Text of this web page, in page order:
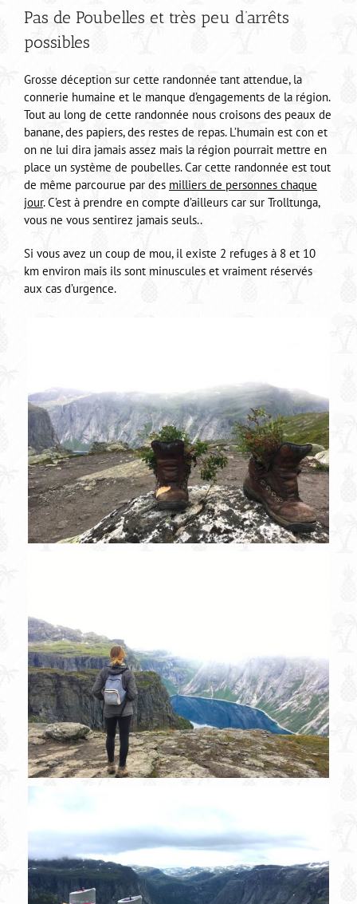
Pas de Poubelles et très peu d’arrêts
possibles
Grosse déception sur cette randonnée tant attendue, la
connerie humaine et le manque d’engagements de la région.
Tout au long de cette randonnée nous croisons des peaux de
banane, des papiers, des restes de repas. L’humain est con et
on ne lui dira jamais assez mais la région pourrait mettre en
place un système de poubelles. Car cette randonnée est tout
de même parcourue par des milliers de personnes chaque
jour. C’est à prendre en compte d’ailleurs car sur Trolltunga,
vous ne vous sentirez jamais seuls..
Si vous avez un coup de mou, il existe 2 refuges à 8 et 10
km environ mais ils sont minuscules et vraiment réservés
aux cas d’urgence.